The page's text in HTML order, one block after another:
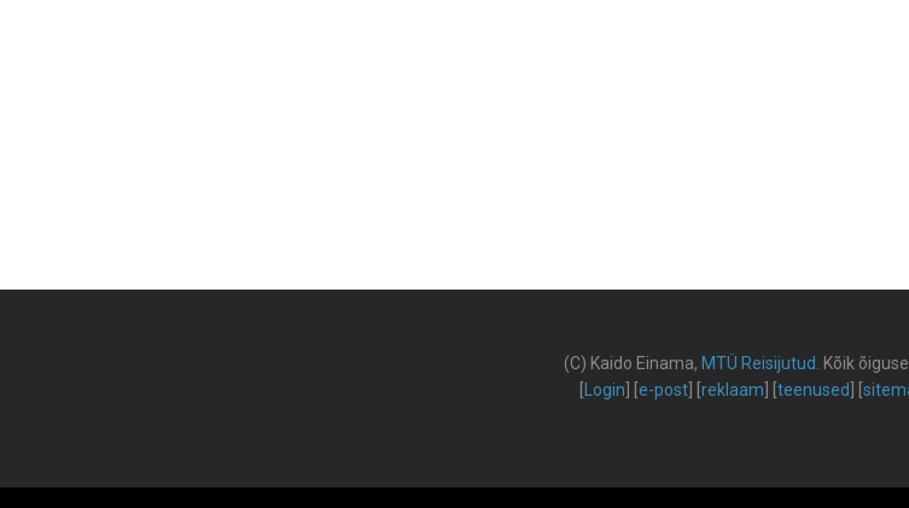
(C) Kaido Einama, MTÜ Reisijutud. Kõik
Login e-post] [ reklaam teenused